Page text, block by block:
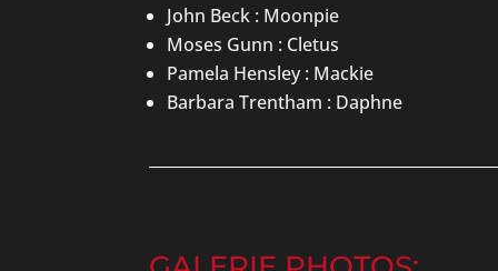
John Beck : Moonpie
Moses Gunn : Cletus
Pamela Hensley : Mackie
Barbara Trentham : Daphne